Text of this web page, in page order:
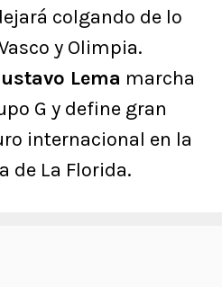
colgando de lo
y Olimpia.
Lema marcha
G y define gran
internacional en la
de La Florida.